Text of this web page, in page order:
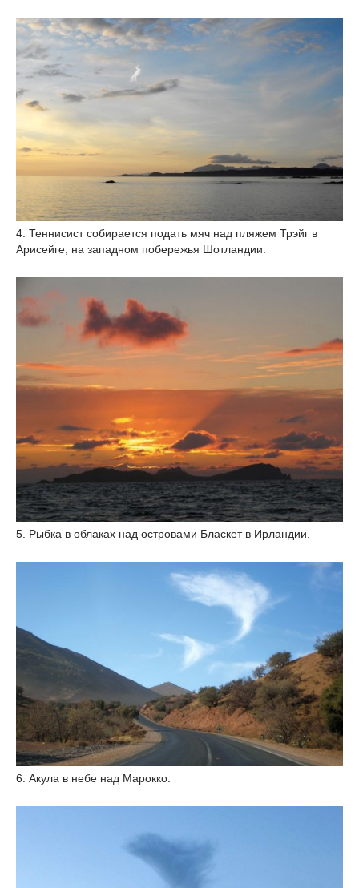
4. Теннисист собирается подать мяч над пляжем Трэйг в
Арисейге, на западном побережья Шотландии.
5. Рыбка в облаках над островами Бласкет в Ирландии.
6. Акула в небе над Марокко.